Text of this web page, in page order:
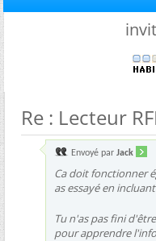
Re : Lecteur
Envoyé par Jack
Ca doit fonctionner
as essayé en
Tu n'as pas fini
pour apprendre